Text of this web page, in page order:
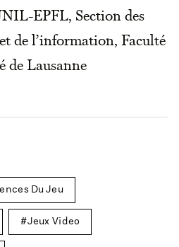
EPFL, Section des
de l’information, Faculté
de Lausanne
Du Jeu
Jeux Video